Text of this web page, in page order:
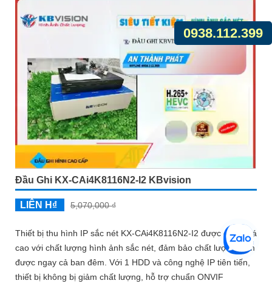
Đầu Ghi KX-CAi4K8116N2-I2 KBvision
LIÊN H₫ 5,070,000 ₫
Thiết bị thu hình IP sắc nét KX-CAi4K8116N2-I2 được đánh giá
cao với chất lượng hình ảnh sắc nét, đảm bảo chất lượng xem
được ngay cả ban đêm. Với 1 HDD và công nghệ IP tiên tiến,
thiết bị không bị giảm chất lượng, hỗ trợ chuẩn ONVIF
0938.112.399